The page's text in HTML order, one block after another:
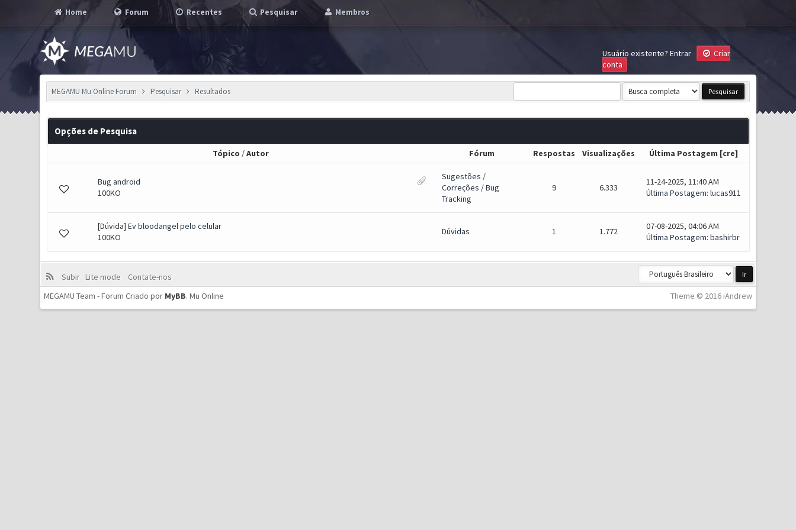
Home Forum Recentes Pesquisar Membros
Usuário existente? Entrar
Criar
conta
MEGAMU Mu Online Forum Pesquisar Resultados
Opções de Pesquisa
Tópico /Autor Fórum Respostas Visualizações Última Postagem [cre]
Bug android
100KO
Sugestões /
Correções / Bug
Tracking
9 6.333
11-24-2025, 11:40 AM
Última Postagem: lucas911
[Dúvida] Ev bloodangel pelo celular
100KO
Dúvidas 1 1.772
07-08-2025, 04:06 AM
Última Postagem: bashirbr
Subir Lite mode
Contate-nos
Theme © 2016 iAndrew
MEGAMU Team - Forum Criado por MyBB.Mu Online